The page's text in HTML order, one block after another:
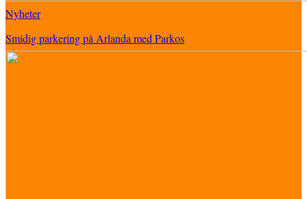
Nyheter
Smidig parkering på Arlanda med Parkos